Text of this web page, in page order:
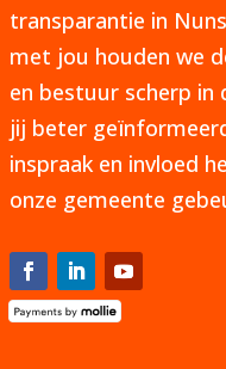
transparantie in
met jou houden we
en bestuur scherp in
jij beter
inspraak en invloed
onze gemeente